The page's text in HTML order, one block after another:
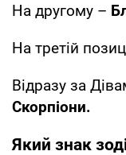
На другому –
На третій
Відразу за
Скорпіони.
Який знак